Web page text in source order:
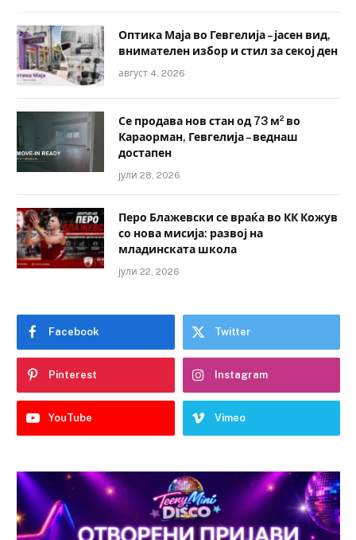
Оптика Маја во Гевгелија – јасен вид,
внимателен избор и стил за секој ден
август 4, 2026
Се продава нов стан од 73 м² во
Караорман, Гевгелија – веднаш
достапен
јули 28, 2026
Перо Блажевски се враќа во КК Кожув
со нова мисија: развој на
младинската школа
јули 22, 2026
Facebook Twitter
Pinterest Instagram
YouTube Vimeo